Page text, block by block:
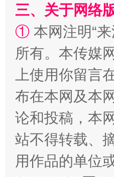
阿坝州三大球赛在茂
三、关于网络
① 本网注明“
所有。本传媒
上使用你留言
布在本网及本
论和投稿，本
站不得转载、
用作品的单位